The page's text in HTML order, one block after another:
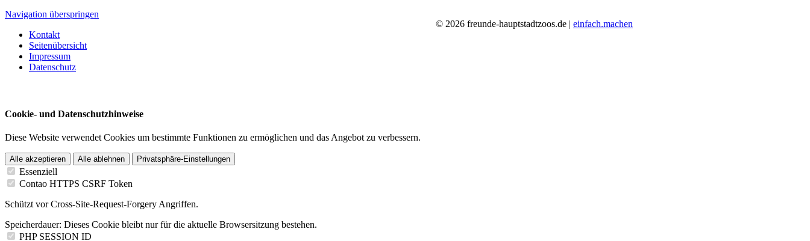
Navigation überspringen
Kontakt
Seitenübersicht
Impressum
Datenschutz
© 2026 freunde-hauptstadtzoos.de |einfach.machen
Cookie- und Datenschutzhinweise
Diese Website verwendet Cookies um bestimmte Funktionen zu ermöglichen und das Angebot zu verbessern.
Alle akzeptieren Alle ablehnen Privatsphäre-Einstellungen
Essenziell
Contao HTTPS CSRF Token
Schützt vor Cross-Site-Request-Forgery Angriffen.
Speicherdauer: Dieses Cookie bleibt nur für die aktuelle Browsersitzung bestehen.
PHP SESSION ID